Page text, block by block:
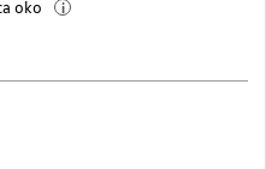
oko i